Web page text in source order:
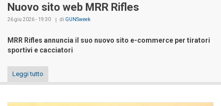
Nuovo sito web MRR Rifles
26 giu 2026 - 19:30 di GUNSweek
MRR Rifles annuncia il suo nuovo sito e-commerce per tiratori
sportivi e cacciatori
Leggi tutto